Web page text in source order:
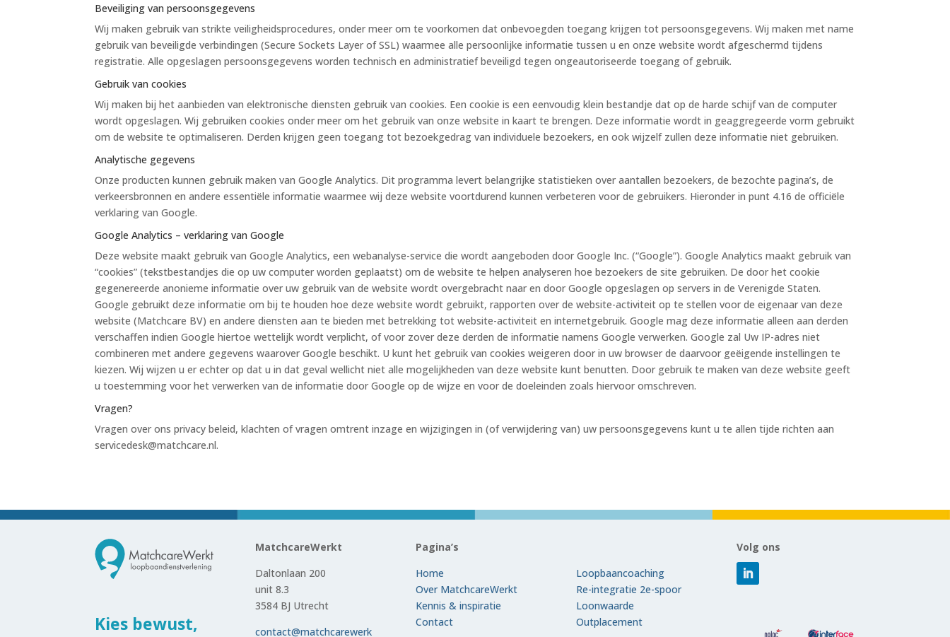
Beveiliging van persoonsgegevens
Wij maken gebruik van strikte veiligheidsprocedures, onder meer om te voorkomen dat onbevoegden toegang krijgen tot persoonsgegevens. Wij maken met name
gebruik van beveiligde verbindingen (Secure Sockets Layer of SSL) waarmee alle persoonlijke informatie tussen u en onze website wordt afgeschermd tijdens
registratie. Alle opgeslagen persoonsgegevens worden technisch en administratief beveiligd tegen ongeautoriseerde toegang of gebruik.
Gebruik van cookies
Wij maken bij het aanbieden van elektronische diensten gebruik van cookies. Een cookie is een eenvoudig klein bestandje dat op de harde schijf van de computer
wordt opgeslagen. Wij gebruiken cookies onder meer om het gebruik van onze website in kaart te brengen. Deze informatie wordt in geaggregeerde vorm gebruikt
om de website te optimaliseren. Derden krijgen geen toegang tot bezoekgedrag van individuele bezoekers, en ook wijzelf zullen deze informatie niet gebruiken.
Analytische gegevens
Onze producten kunnen gebruik maken van Google Analytics. Dit programma levert belangrijke statistieken over aantallen bezoekers, de bezochte pagina’s, de
verkeersbronnen en andere essentiële informatie waarmee wij deze website voortdurend kunnen verbeteren voor de gebruikers. Hieronder in punt 4.16 de officiële
verklaring van Google.
Google Analytics – verklaring van Google
Deze website maakt gebruik van Google Analytics, een webanalyse-service die wordt aangeboden door Google Inc. (“Google”). Google Analytics maakt gebruik van
“cookies” (tekstbestandjes die op uw computer worden geplaatst) om de website te helpen analyseren hoe bezoekers de site gebruiken. De door het cookie
gegenereerde anonieme informatie over uw gebruik van de website wordt overgebracht naar en door Google opgeslagen op servers in de Verenigde Staten.
Google gebruikt deze informatie om bij te houden hoe deze website wordt gebruikt, rapporten over de website-activiteit op te stellen voor de eigenaar van deze
website (Matchcare BV) en andere diensten aan te bieden met betrekking tot website-activiteit en internetgebruik. Google mag deze informatie alleen aan derden
verschaffen indien Google hiertoe wettelijk wordt verplicht, of voor zover deze derden de informatie namens Google verwerken. Google zal Uw IP-adres niet
combineren met andere gegevens waarover Google beschikt. U kunt het gebruik van cookies weigeren door in uw browser de daarvoor geëigende instellingen te
kiezen. Wij wijzen u er echter op dat u in dat geval wellicht niet alle mogelijkheden van deze website kunt benutten. Door gebruik te maken van deze website geeft
u toestemming voor het verwerken van de informatie door Google op de wijze en voor de doeleinden zoals hiervoor omschreven.
Vragen?
Vragen over ons privacy beleid, klachten of vragen omtrent inzage en wijzigingen in (of verwijdering van) uw persoonsgegevens kunt u te allen tijde richten aan
servicedesk@matchcare.nl.
Kies bewust,
MatchcareWerkt
Daltonlaan 200
unit 8.3
3584 BJ Utrecht
contact@matchcarewerk
Pagina’s
Home
Over MatchcareWerkt
Kennis & inspiratie
Contact
Loopbaancoaching
Re-integratie 2e-spoor
Loonwaarde
Outplacement
Volg ons